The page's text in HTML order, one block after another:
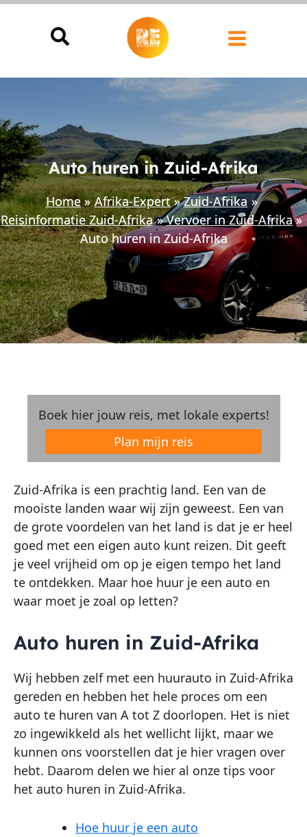
Ga
Auto huren in Zuid-Afrika
Home Afrika-Expert
Zuid-Afrika
Reisinformatie Zuid-Afrika
Vervoer in Zuid-Afrika
Auto huren in Zuid-Afrika
Boek hier jouw reis, met lokale experts!
Plan mijn reis
Zuid-Afrika is een prachtig land. Een van de
mooiste landen waar wij zijn geweest. Een van
de grote voordelen van het land is dat je er heel
goed met een eigen auto kunt reizen. Dit geeft
je veel vrijheid om op je eigen tempo het land
te ontdekken. Maar hoe huur je een auto en
waar moet je zoal op letten?
Auto huren in Zuid-Afrika
Wij hebben zelf met een huurauto in Zuid-Afrika
gereden en hebben het hele proces om een
auto te huren van A tot Z doorlopen. Het is niet
zo ingewikkeld als het wellicht lijkt, maar we
kunnen ons voorstellen dat je hier vragen over
hebt. Daarom delen we hier al onze tips voor
het auto huren in Zuid-Afrika.
Hoe huur je een auto